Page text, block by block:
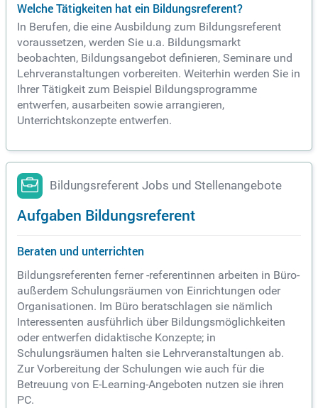
Welche Tätigkeiten hat ein Bildungsreferent?
In Berufen, die eine Ausbildung zum Bildungsreferent
voraussetzen, werden Sie u.a. Bildungsmarkt
beobachten, Bildungsangebot definieren, Seminare und
Lehrveranstaltungen vorbereiten. Weiterhin werden Sie in
Ihrer Tätigkeit zum Beispiel Bildungsprogramme
entwerfen, ausarbeiten sowie arrangieren,
Unterrichtskonzepte entwerfen.
Bildungsreferent Jobs und Stellenangebote
Aufgaben Bildungsreferent
Beraten und unterrichten
Bildungsreferenten ferner -referentinnen arbeiten in Büro-
außerdem Schulungsräumen von Einrichtungen oder
Organisationen. Im Büro beratschlagen sie nämlich
Interessenten ausführlich über Bildungsmöglichkeiten
oder entwerfen didaktische Konzepte; in
Schulungsräumen halten sie Lehrveranstaltungen ab.
Zur Vorbereitung der Schulungen wie auch für die
Betreuung von E-Learning-Angeboten nutzen sie ihren
PC.